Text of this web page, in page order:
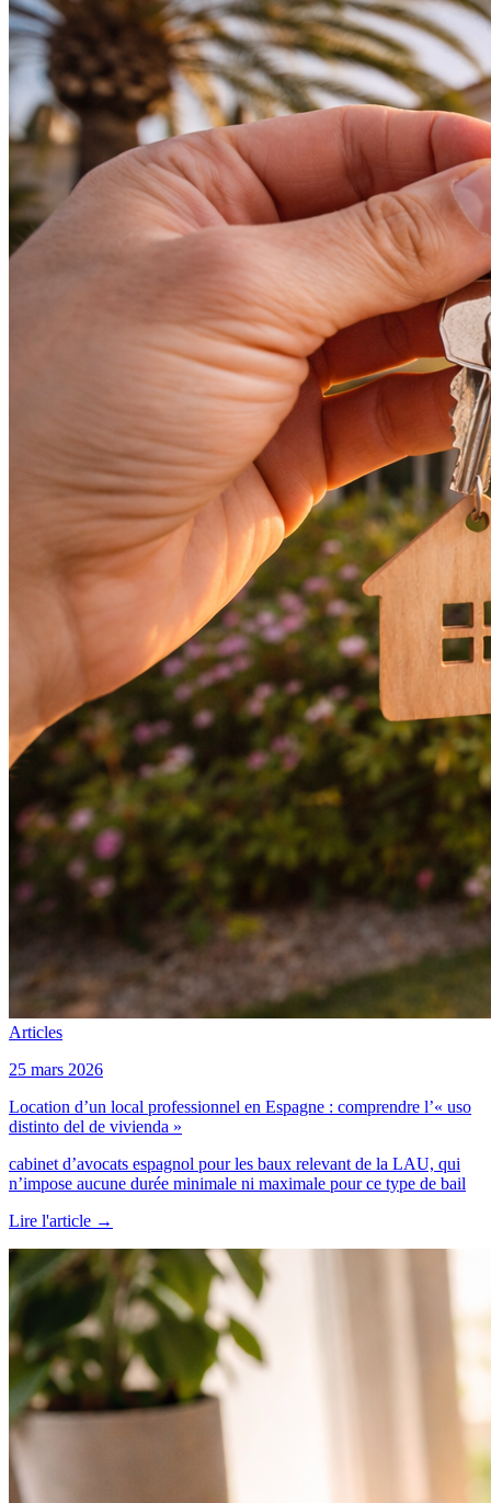
Articles
25 mars 2026
Location d’un local professionnel en Espagne : comprendre l’« uso
distinto del de vivienda »
cabinet d’avocats espagnol pour les baux relevant de la LAU, qui
n’impose aucune durée minimale ni maximale pour ce type de bail
Lire l'article →